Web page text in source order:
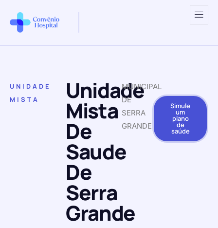
UNIDADE
MISTA
Unidade
Mista
De
Saude
De
Serra
Grande
MUNICIPAL
DE
SERRA
GRANDE
Simule
um
plano
de
saúde